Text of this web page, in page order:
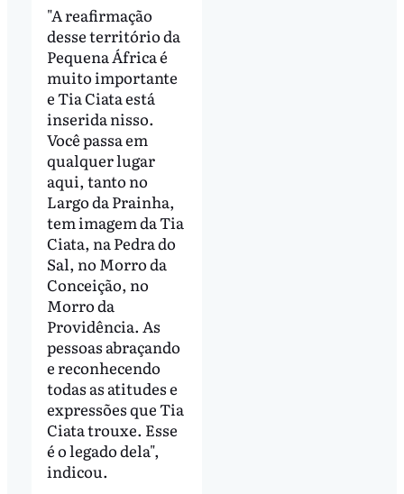
"A reafirmação
desse território da
Pequena África é
muito importante
e Tia Ciata está
inserida nisso.
Você passa em
qualquer lugar
aqui, tanto no
Largo da Prainha,
tem imagem da Tia
Ciata, na Pedra do
Sal, no Morro da
Conceição, no
Morro da
Providência. As
pessoas abraçando
e reconhecendo
todas as atitudes e
expressões que Tia
Ciata trouxe. Esse
é o legado dela",
indicou.